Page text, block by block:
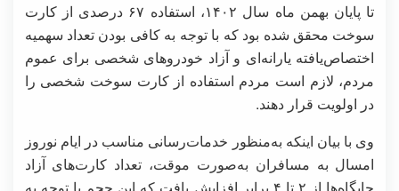
تا پایان بهمن ماه سال ۱۴۰۲، استفاده ۶۷ درصدی از کارت
سوخت محقق شده بود که با توجه به کافی بودن تعداد سهمیه
اختصاص‌یافته یارانه‌ای و آزاد خودروهای شخصی برای عموم
مردم، لازم است مردم استفاده از کارت سوخت شخصی را
در اولویت قرار دهند.
وی با بیان اینکه به‌منظور خدمات‌رسانی مناسب در ایام نوروز
امسال به مسافران به‌صورت موقت، تعداد کارت‌های آزاد